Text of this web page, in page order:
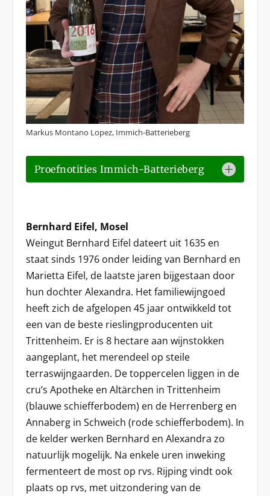
Markus Montano Lopez, Immich-Batterieberg
Proefnotities Immich-Batterieberg
Bernhard Eifel, Mosel
Weingut Bernhard Eifel dateert uit 1635 en
staat sinds 1976 onder leiding van Bernhard en
Marietta Eifel, de laatste jaren bijgestaan door
hun dochter Alexandra. Het familiewijngoed
heeft zich de afgelopen 45 jaar ontwikkeld tot
een van de beste rieslingproducenten uit
Trittenheim. Er is 8 hectare aan wijnstokken
aangeplant, het merendeel op steile
terraswijngaarden. De toppercelen liggen in de
cru’s Apotheke en Altärchen in Trittenheim
(blauwe schiefferbodem) en de Herrenberg en
Annaberg in Schweich (rode schiefferbodem). In
de kelder werken Bernhard en Alexandra zo
natuurlijk mogelijk. Na enkele uren inweking
fermenteert de most op rvs. Rijping vindt ook
plaats op rvs, met uitzondering van de